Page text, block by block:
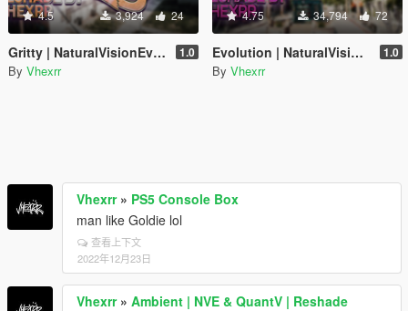
4.5 3,924 24
Gritty | NaturalVisionEvolved | Reshade 1.0
By Vhexrr
4.75 34,794 72
Evolution | NaturalVisionEvolved | Reshade 1.0
By Vhexrr
Vhexrr» PS5 Console Box
man like Goldie lol
查看上下文
2022年12月23日
Vhexrr» Ambient | NVE & QuantV | Reshade